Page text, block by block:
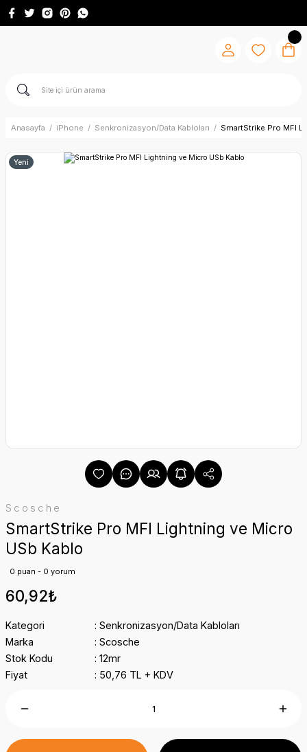
Anasayfa iPhone Senkronizasyon/Data Kabloları SmartStrike Pro MFI
Yeni
Scosche
SmartStrike Pro MFI Lightning ve Micro
USb Kablo
0 puan - 0 yorum
60,92₺
Kategori
Senkronizasyon/Data Kabloları
Marka
Scosche
Stok Kodu
12mr
Fiyat
50,76 TL + KDV